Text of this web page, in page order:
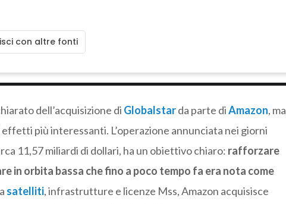
con altre fonti
dell’acquisizione di Globalstarda parte diAmazon, ma
più interessanti. L’operazione annunciata nei giorni
11,57 miliardi di dollari, ha un obiettivo chiaro: rafforzare
in orbita bassa che fino a poco tempo fa era nota come
satelliti, infrastrutture e licenze Mss, Amazon acquisisce